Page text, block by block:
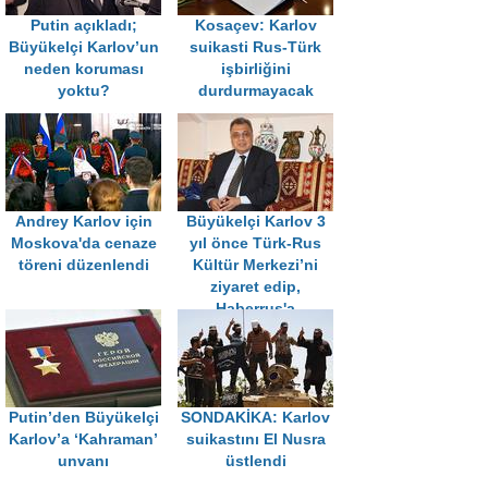
Putin açıkladı;
Büyükelçi Karlov’un
neden koruması
yoktu?
Kosaçev: Karlov
suikasti Rus-Türk
işbirliğini
durdurmayacak
Andrey Karlov için
Moskova'da cenaze
töreni düzenlendi
Büyükelçi Karlov 3
yıl önce Türk-Rus
Kültür Merkezi’ni
ziyaret edip,
Haberrus'a
konuşmuştu
Putin’den Büyükelçi
Karlov’a ‘Kahraman’
unvanı
SONDAKİKA: Karlov
suikastını El Nusra
üstlendi